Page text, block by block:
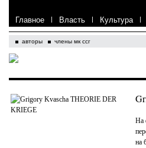
Главное | Власть | Культура |
авторы члены мк ссг
На
на